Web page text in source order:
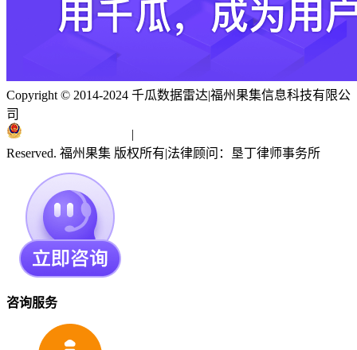
Copyright © 2014-2024 千瓜数据雷达|福州果集信息科技有限公
司
|
Reserved. 福州果集 版权所有|法律顾问：垦丁律师事务所
咨询服务